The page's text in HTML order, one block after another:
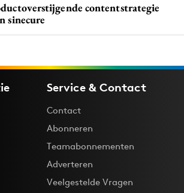
contentstrategie
sinecure
Service & Contact
Contact
Abonneren
Teamabonnementen
Adverteren
Veelgestelde Vragen